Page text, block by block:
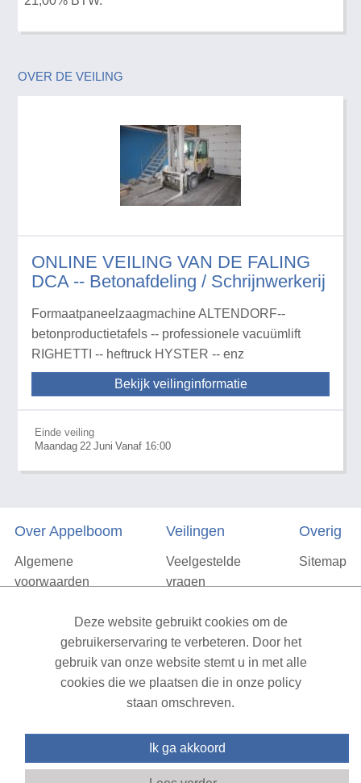
OVER DE VEILING
ONLINE VEILING VAN DE FALING
DCA -- Betonafdeling / Schrijnwerkerij
Formaatpaneelzaagmachine ALTENDORF--
betonproductietafels -- professionele vacuümlift
RIGHETTI -- heftruck HYSTER -- enz
Bekijk veilinginformatie
Einde veiling
Maandag 22 Juni Vanaf 16:00
Over Appelboom
Algemene
voorwaarden
Vacatures
Contact
Veilingen
Veelgestelde
vragen
Overig
Sitemap
| All rights reserved v1.7.6 (NAD-WEB-2)
Deze website gebruikt cookies om de
gebruikerservaring te verbeteren. Door het
gebruik van onze website stemt u in met alle
cookies die we plaatsen die in onze policy
staan omschreven.
Ik ga akkoord